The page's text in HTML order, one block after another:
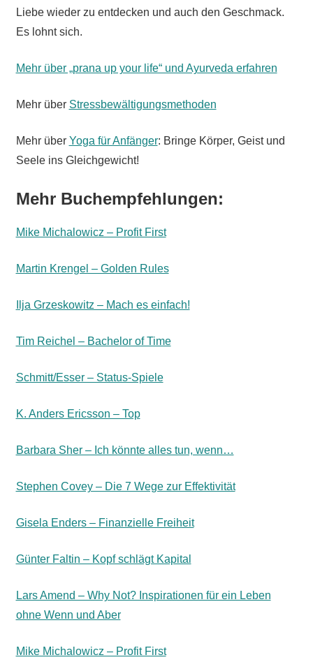
Liebe wieder zu entdecken und auch den Geschmack.
Es lohnt sich.
Mehr über „prana up your life“ und Ayurveda erfahren
Mehr über Stressbewältigungsmethoden
Mehr über Yoga für Anfänger: Bringe Körper, Geist und
Seele ins Gleichgewicht!
Mehr Buchempfehlungen:
Mike Michalowicz – Profit First
Martin Krengel – Golden Rules
Ilja Grzeskowitz – Mach es einfach!
Tim Reichel – Bachelor of Time
Schmitt/Esser – Status-Spiele
K. Anders Ericsson – Top
Barbara Sher – Ich könnte alles tun, wenn…
Stephen Covey – Die 7 Wege zur Effektivität
Gisela Enders – Finanzielle Freiheit
Günter Faltin – Kopf schlägt Kapital
Lars Amend – Why Not? Inspirationen für ein Leben
ohne Wenn und Aber
Mike Michalowicz – Profit First